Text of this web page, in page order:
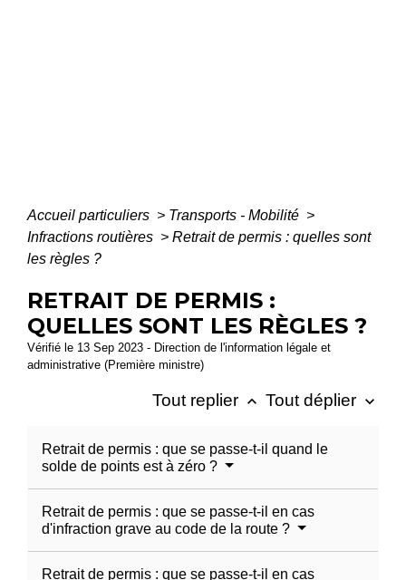
Accueil particuliers > Transports - Mobilité >
Infractions routières > Retrait de permis : quelles sont
les règles ?
RETRAIT DE PERMIS :
QUELLES SONT LES RÈGLES ?
Vérifié le 13 Sep 2023 - Direction de l'information légale et
administrative (Première ministre)
Tout replier keyboard_arrow_up Tout déplier keyboard_arrow_down
Retrait de permis : que se passe-t-il quand le
solde de points est à zéro ?
Retrait de permis : que se passe-t-il en cas
d'infraction grave au code de la route ?
Retrait de permis : que se passe-t-il en cas